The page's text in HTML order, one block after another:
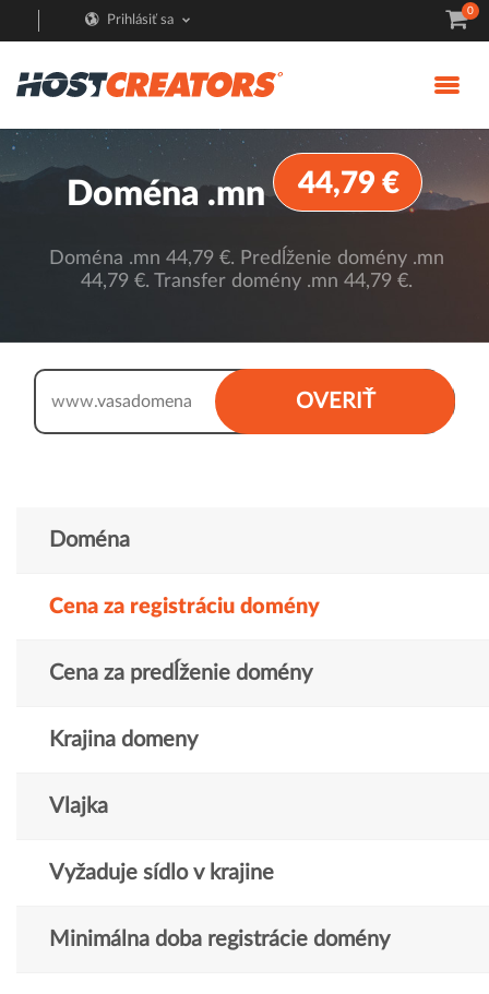
Prihlásiť sa
0
Doména .mn 44,79 €
Doména .mn 44,79 €. Predĺženie domény .mn
44,79 €. Transfer domény .mn 44,79 €.
OVERIŤ
www.
Doména
Cena za registráciu domény
Cena za predĺženie domény
Krajina domeny
Vlajka
Vyžaduje sídlo v krajine
Minimálna doba registrácie domény